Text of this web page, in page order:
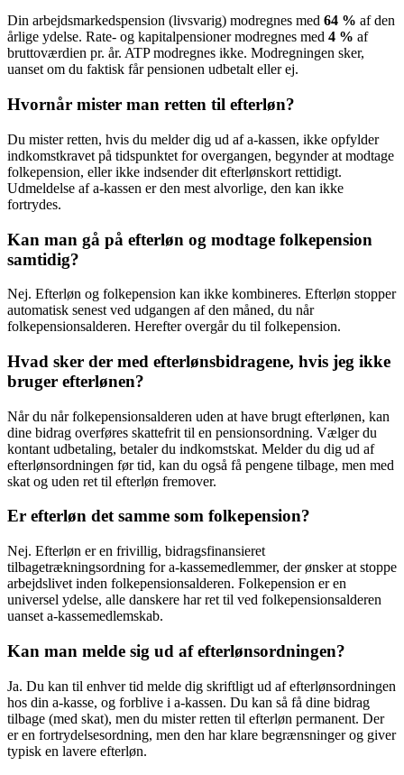
Din arbejdsmarkedspension (livsvarig) modregnes med 64 % af den
årlige ydelse. Rate- og kapitalpensioner modregnes med 4 % af
bruttoværdien pr. år. ATP modregnes ikke. Modregningen sker,
uanset om du faktisk får pensionen udbetalt eller ej.
Hvornår mister man retten til efterløn?
Du mister retten, hvis du melder dig ud af a-kassen, ikke opfylder
indkomstkravet på tidspunktet for overgangen, begynder at modtage
folkepension, eller ikke indsender dit efterlønskort rettidigt.
Udmeldelse af a-kassen er den mest alvorlige, den kan ikke
fortrydes.
Kan man gå på efterløn og modtage folkepension
samtidig?
Nej. Efterløn og folkepension kan ikke kombineres. Efterløn stopper
automatisk senest ved udgangen af den måned, du når
folkepensionsalderen. Herefter overgår du til folkepension.
Hvad sker der med efterlønsbidragene, hvis jeg ikke
bruger efterlønen?
Når du når folkepensionsalderen uden at have brugt efterlønen, kan
dine bidrag overføres skattefrit til en pensionsordning. Vælger du
kontant udbetaling, betaler du indkomstskat. Melder du dig ud af
efterlønsordningen før tid, kan du også få pengene tilbage, men med
skat og uden ret til efterløn fremover.
Er efterløn det samme som folkepension?
Nej. Efterløn er en frivillig, bidragsfinansieret
tilbagetrækningsordning for a-kassemedlemmer, der ønsker at stoppe
arbejdslivet inden folkepensionsalderen. Folkepension er en
universel ydelse, alle danskere har ret til ved folkepensionsalderen
uanset a-kassemedlemskab.
Kan man melde sig ud af efterlønsordningen?
Ja. Du kan til enhver tid melde dig skriftligt ud af efterlønsordningen
hos din a-kasse, og forblive i a-kassen. Du kan så få dine bidrag
tilbage (med skat), men du mister retten til efterløn permanent. Der
er en fortrydelsesordning, men den har klare begrænsninger og giver
typisk en lavere efterløn.